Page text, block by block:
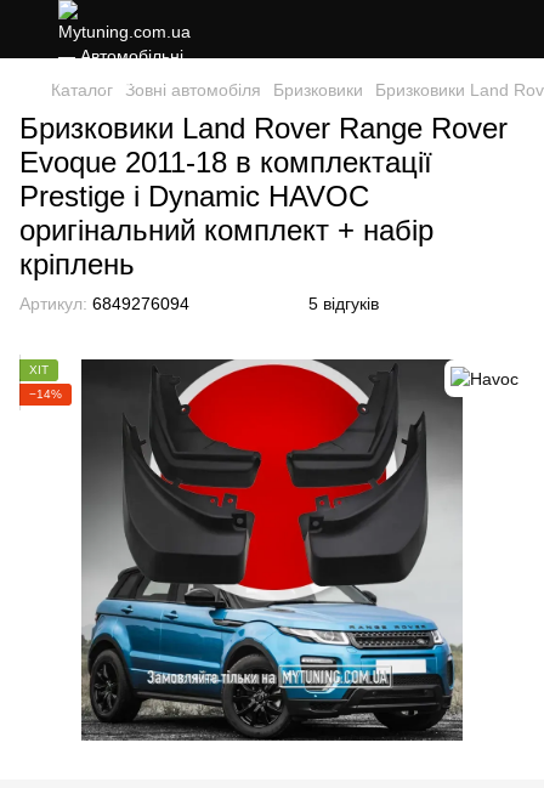
Каталог Зовні автомобіля Бризковики Бризковики Land
Бризковики Land Rover Range Rover
Evoque 2011-18 в комплектації
Prestige і Dynamic HAVOC
оригінальний комплект + набір
кріплень
Артикул: 6849276094 5 відгуків
ХІТ
−14%